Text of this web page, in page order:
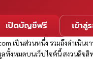
เปิดบัญชีฟรี เข้าสู่
เป็นส่วนหนึ่ง รวมถึงดำเนินง
ลทั้งหมดบนเว็บไซต์นี้ สงวนลิข